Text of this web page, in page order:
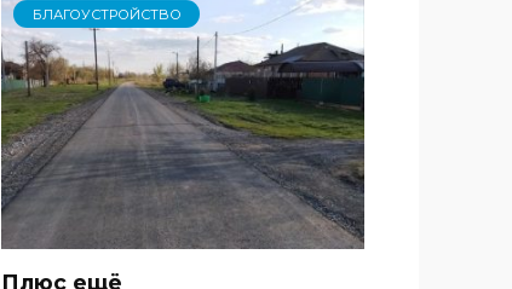
БЛАГОУСТРОЙСТВО
Плюс ещё